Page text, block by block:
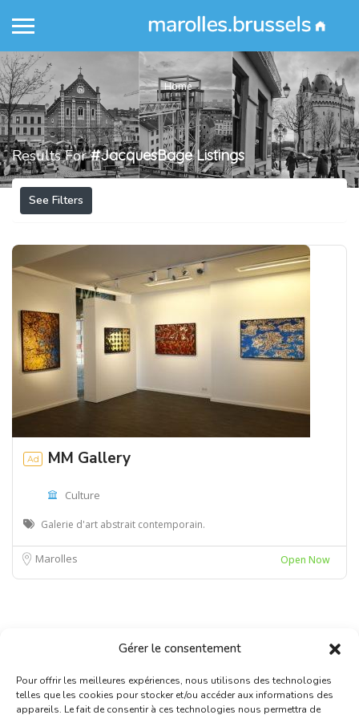
Gérer le consentement
Pour offrir les meilleures expériences, nous utilisons des technologies
telles que les cookies pour stocker et/ou accéder aux informations des
appareils. Le fait de consentir à ces technologies nous permettra de
Home
Results For#JacquesBage Listings
See Filters
Ad MM Gallery
Culture
Galerie d'art abstrait contemporain.
Marolles Open Now